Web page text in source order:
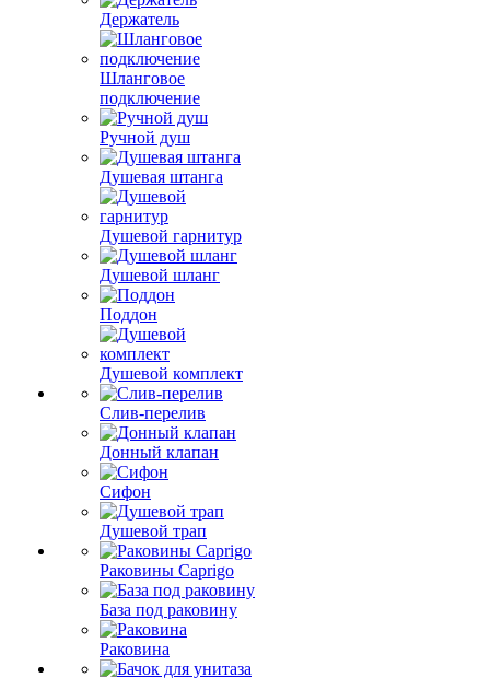
Держатель
Шланговое
подключение
Ручной душ
Душевая штанга
Душевой гарнитур
Душевой шланг
Поддон
Душевой комплект
Слив-перелив
Донный клапан
Сифон
Душевой трап
Раковины Caprigo
База под раковину
Раковина